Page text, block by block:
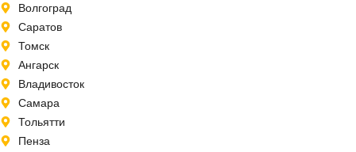
Волгоград
Саратов
Томск
Ангарск
Владивосток
Самара
Тольятти
Пенза